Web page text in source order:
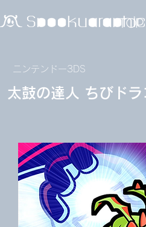
top
​ニンテンドー3DS
太鼓の達人 ちびド